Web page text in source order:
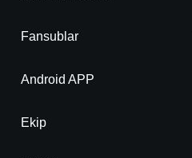
Fansublar
Android APP
Ekip